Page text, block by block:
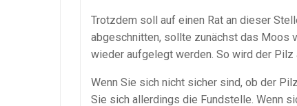
Trotzdem soll auf einen Rat an dieser
abgeschnitten, sollte zunächst das Moos
wieder aufgelegt werden. So wird der Pilz
Wenn Sie sich nicht sicher sind, ob der
Sie sich allerdings die Fundstelle. Wenn